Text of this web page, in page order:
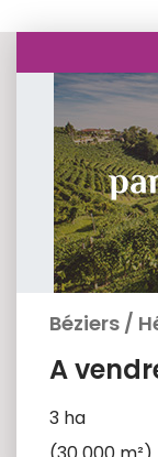
Béziers /
A
3 ha